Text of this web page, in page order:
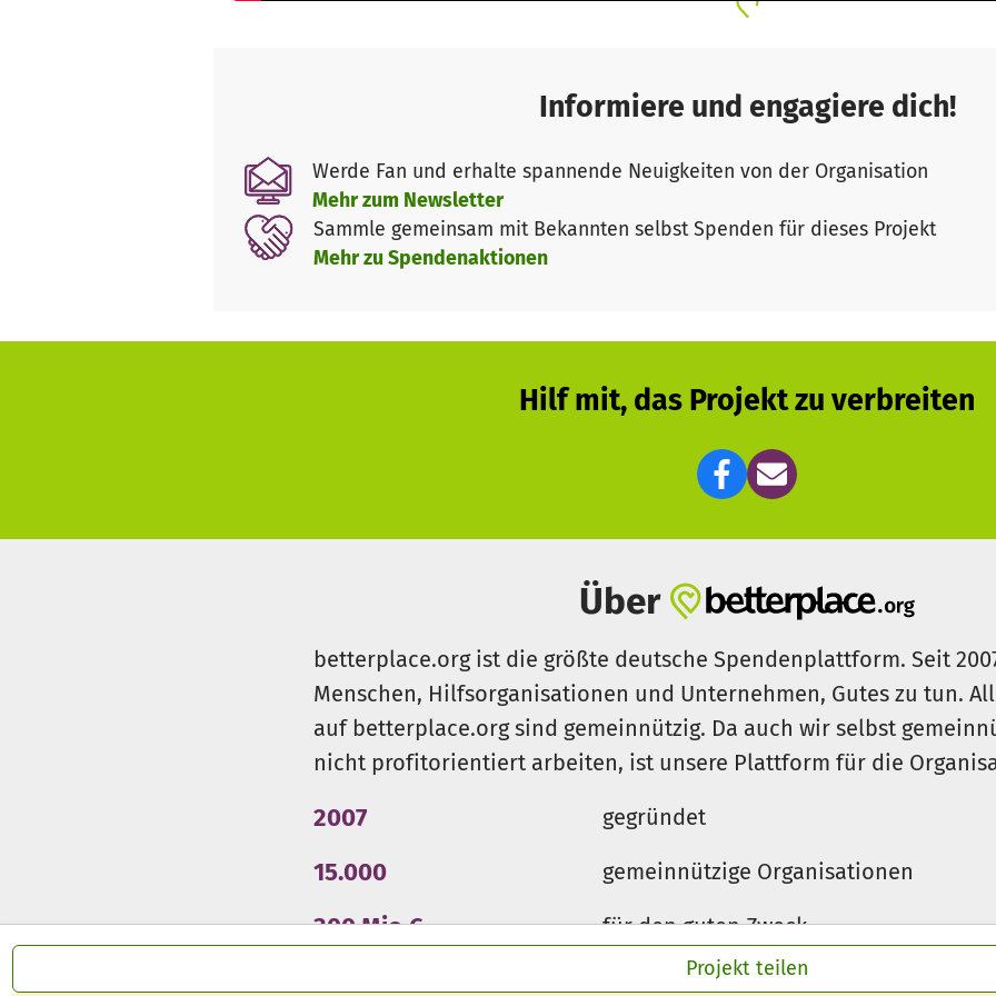
Projekt teilen
Informiere und engagiere dich!
Werde Fan und erhalte spannende Neuigkeiten von der Organisation
Mehr zum Newsletter
Sammle gemeinsam mit Bekannten selbst Spenden für dieses Projekt
Mehr zu Spendenaktionen
Hilf mit, das Projekt zu verbreiten
Über
betterplace.org ist die größte deutsche Spendenplattform. Seit
Menschen, Hilfsorganisationen und Unternehmen, Gutes zu tun.
auf betterplace.org sind gemeinnützig. Da auch wir selbst
nicht profitorientiert arbeiten, ist unsere Plattform für die
2007 gegründet
15.000 gemeinnützige Organisationen
300 Mio € für den guten Zweck